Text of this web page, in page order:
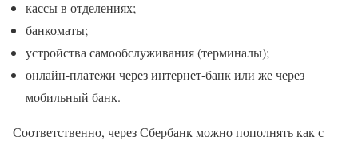
кассы в отделениях;
банкоматы;
устройства самообслуживания (терминалы);
онлайн-платежи через интернет-банк или же через
мобильный банк.
Соответственно, через Сбербанк можно пополнять как с